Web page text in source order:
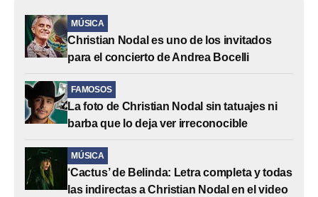
MÚSICA
Christian Nodal es uno de los invitados
para el concierto de Andrea Bocelli
FAMOSOS
La foto de Christian Nodal sin tatuajes ni
barba que lo deja ver irreconocible
MÚSICA
‘Cactus’ de Belinda: Letra completa y todas
las indirectas a Christian Nodal en el video